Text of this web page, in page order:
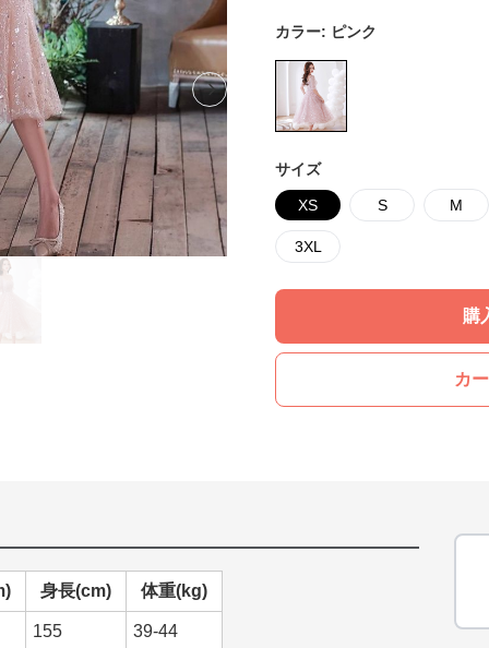
Next slide
カラー: ピンク
サイズ
XS S M
3XL
購
カ
身長(cm) 体重(kg)
155 39-44